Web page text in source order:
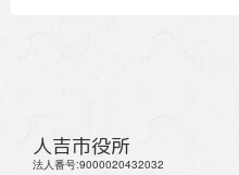
人吉市役所
法人番号:9000020432032